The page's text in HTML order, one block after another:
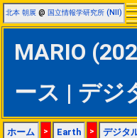
北本 朝展 @ 国立情報学研究所 (NII)
MARIO
ース | デジ
ホーム > Earth > デジタ